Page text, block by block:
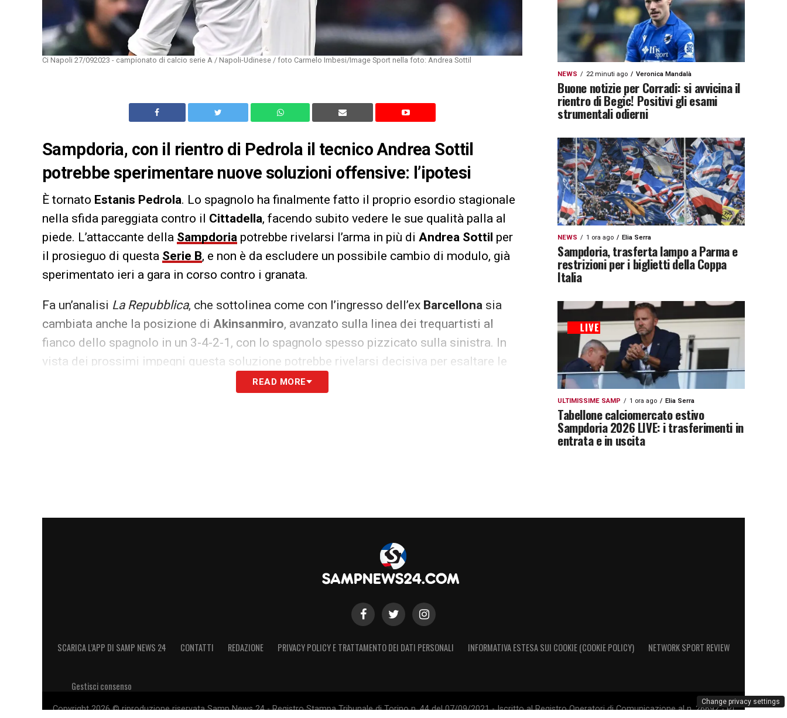
Ci Napoli 27/092023 - campionato di calcio serie A / Napoli-Udinese / foto Carmelo Imbesi/Image Sport nella foto: Andrea Sottil
Sampdoria, con il rientro di Pedrola il tecnico Andrea Sottil
potrebbe sperimentare nuove soluzioni offensive: l’ipotesi
È tornato Estanis Pedrola. Lo spagnolo ha finalmente fatto il proprio esordio stagionale
nella sfida pareggiata contro il Cittadella, facendo subito vedere le sue qualità palla al
piede. L’attaccante della Sampdoria potrebbe rivelarsi l’arma in più di Andrea Sottil per
il prosieguo di questa Serie B, e non è da escludere un possibile cambio di modulo, già
sperimentato ieri a gara in corso contro i granata.
Fa un’analisi La Repubblica, che sottolinea come con l’ingresso dell’ex Barcellona sia
cambiata anche la posizione di Akinsanmiro, avanzato sulla linea dei trequartisti al
fianco dello spagnolo in un 3-4-2-1, con lo spagnolo spesso pizzicato sulla sinistra. In
vista dei prossimi impegni questa soluzione potrebbe rivelarsi decisiva per esaltare le
qualità del classe 2003, anche se sarà difficile scardinare il tandem
READ MORE
NEWS 22 minuti ago Veronica Mandalà
Buone notizie per Corradi: si avvicina il
rientro di Begic! Positivi gli esami
strumentali odierni
NEWS 1 ora ago Elia Serra
Sampdoria, trasferta lampo a Parma e
restrizioni per i biglietti della Coppa
Italia
ULTIMISSIME SAMP 1 ora ago Elia Serra
Tabellone calciomercato estivo
Sampdoria 2026 LIVE: i trasferimenti in
entrata e in uscita
SCARICA L’APP DI SAMP NEWS 24 CONTATTI REDAZIONE PRIVACY POLICY E TRATTAMENTO DEI DATI PERSONALI INFORMATIVA ESTESA SUI COOKIE (COOKIE POLICY) NETWORK SPORT REVIEW
Gestisci consenso
Copyright 2026 © riproduzione riservata Samp News 24 - Registro Stampa Tribunale di Torino n. 44 del 07/09/2021 - Iscritto al Registro Operatori di Comunicazione al n. 26692 - PI
Change privacy settings